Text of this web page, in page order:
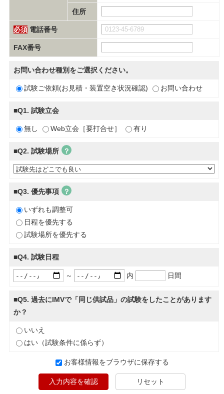
住所
必須電話番号
FAX番号
お問い合わせ種別をご選択ください。
試験ご依頼(お見積・装置空き状況確認) お問い合わせ
■Q1. 試験立会
無し Web立会［要打合せ］ 有り
■Q2. 試験場所 ？
■Q3. 優先事項 ？
いずれも調整可
日程を優先する
試験場所を優先する
■Q4. 試験日程
～ 内 日間
■Q5. 過去にIMVで「同じ供試品」の試験をしたことがあります
か？
いいえ
はい（試験条件に係らず）
お客様情報をブラウザに保存する
入力内容を確認 リセット